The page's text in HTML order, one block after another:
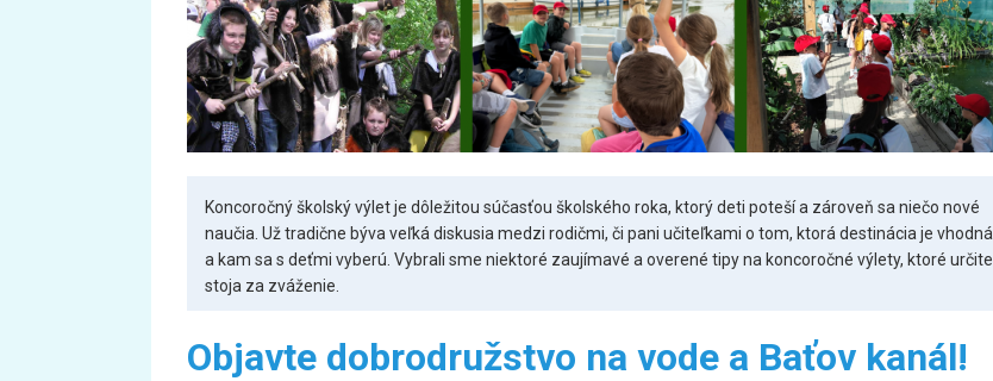
Koncoročný školský výlet je dôležitou súčasťou školského roka, ktorý deti poteší a zároveň sa niečo nové
naučia. Už tradične býva veľká diskusia medzi rodičmi, či pani učiteľkami o tom, ktorá destinácia je vhodná
a kam sa s deťmi vyberú. Vybrali sme niektoré zaujímavé a overené tipy na koncoročné výlety, ktoré určite
stoja za zváženie.
Objavte dobrodružstvo na vode a Baťov kanál!